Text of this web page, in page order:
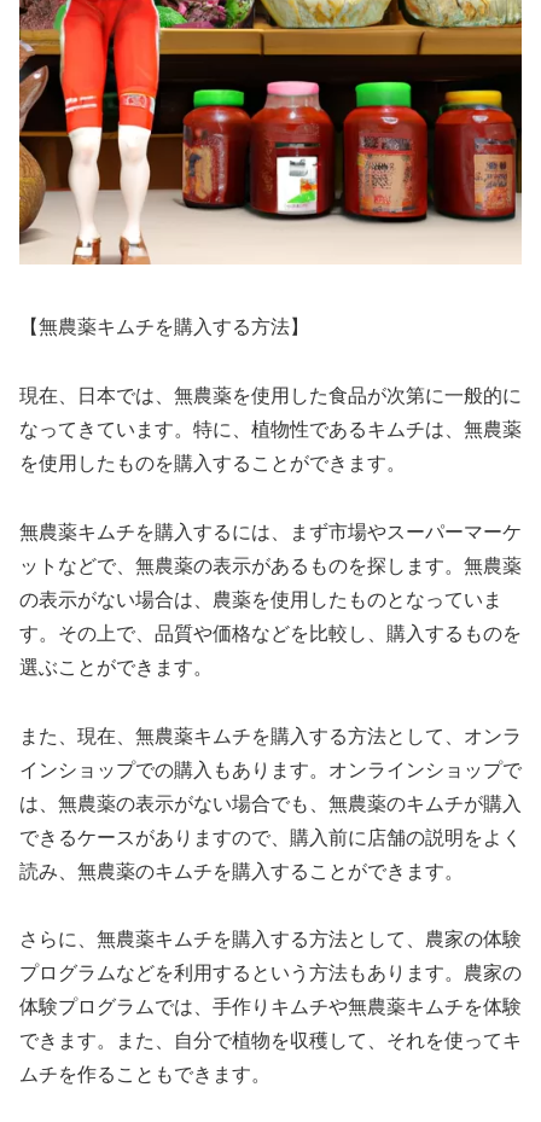
【無農薬キムチを購入する方法】
現在、日本では、無農薬を使用した食品が次第に一般的に
なってきています。特に、植物性であるキムチは、無農薬
を使用したものを購入することができます。
無農薬キムチを購入するには、まず市場やスーパーマーケ
ットなどで、無農薬の表示があるものを探します。無農薬
の表示がない場合は、農薬を使用したものとなっていま
す。その上で、品質や価格などを比較し、購入するものを
選ぶことができます。
また、現在、無農薬キムチを購入する方法として、オンラ
インショップでの購入もあります。オンラインショップで
は、無農薬の表示がない場合でも、無農薬のキムチが購入
できるケースがありますので、購入前に店舗の説明をよく
読み、無農薬のキムチを購入することができます。
さらに、無農薬キムチを購入する方法として、農家の体験
プログラムなどを利用するという方法もあります。農家の
体験プログラムでは、手作りキムチや無農薬キムチを体験
できます。また、自分で植物を収穫して、それを使ってキ
ムチを作ることもできます。